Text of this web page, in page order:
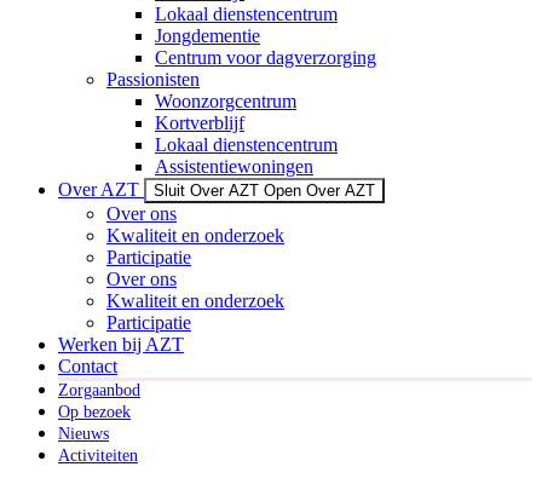
Lokaal dienstencentrum
Jongdementie
Centrum voor dagverzorging
Passionisten
Woonzorgcentrum
Kortverblijf
Lokaal dienstencentrum
Assistentiewoningen
Over AZT
Sluit Over AZT Open Over AZT
Over ons
Kwaliteit en onderzoek
Participatie
Over ons
Kwaliteit en onderzoek
Participatie
Werken bij AZT
Contact
Zorgaanbod
Op bezoek
Nieuws
Activiteiten